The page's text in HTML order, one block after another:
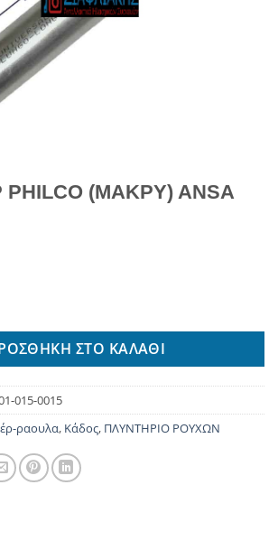
(ΜΑΚΡΥ) ANSA
(ΜΑΚΡΥ) ANSA ποσότητα
ΣΤΟ ΚΑΛΆΘΙ
015-0015
ραουλα, Κάδος, ΠΛΥΝΤΗΡΙΟ ΡΟΥΧΩΝ